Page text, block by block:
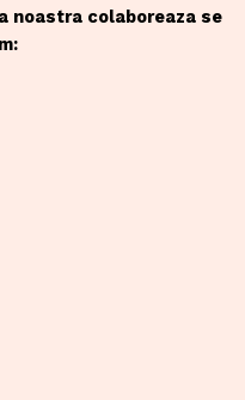
noastra colaboreaza se